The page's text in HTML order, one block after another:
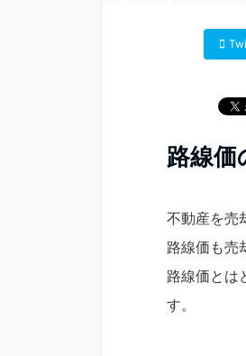
路線価
不動産を売
路線価も売
路線価とは
す。